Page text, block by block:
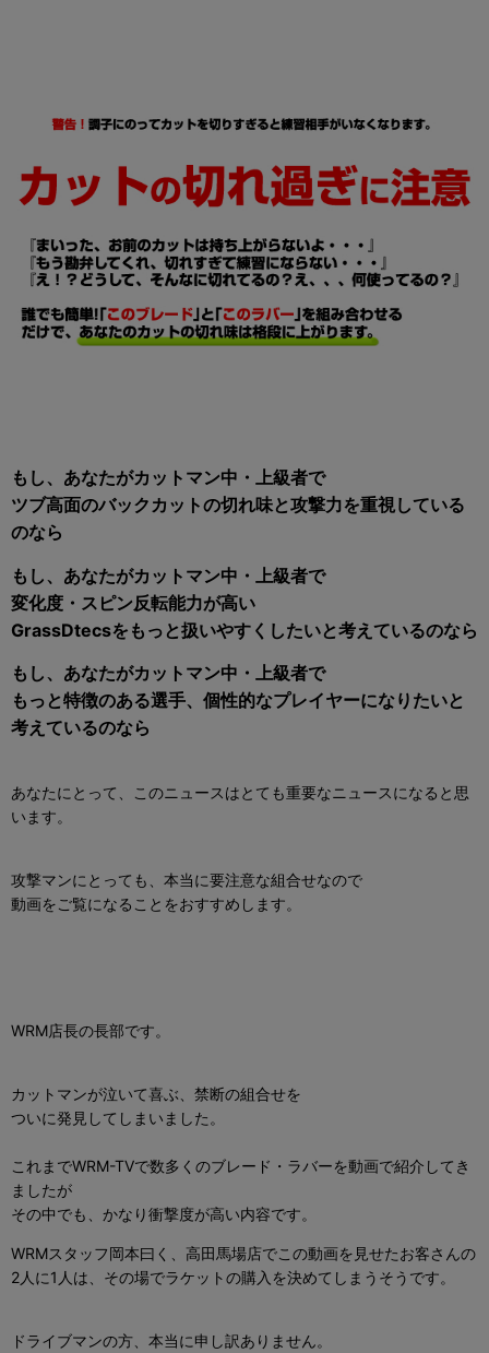
もし、あなたがカットマン中・上級者で
ツブ高面のバックカットの切れ味と攻撃力を重視している
のなら
もし、あなたがカットマン中・上級者で
変化度・スピン反転能力が高い
GrassDtecsをもっと扱いやすくしたいと考えているのなら
もし、あなたがカットマン中・上級者で
もっと特徴のある選手、個性的なプレイヤーになりたいと
考えているのなら
あなたにとって、このニュースはとても重要なニュースになると思
います。
攻撃マンにとっても、本当に要注意な組合せなので
動画をご覧になることをおすすめします。
WRM店長の長部です。
カットマンが泣いて喜ぶ、禁断の組合せを
ついに発見してしまいました。
これまでWRM-TVで数多くのブレード・ラバーを動画で紹介してき
ましたが
その中でも、かなり衝撃度が高い内容です。
WRMスタッフ岡本曰く、高田馬場店でこの動画を見せたお客さんの
2人に1人は、その場でラケットの購入を決めてしまうそうです。
ドライブマンの方、本当に申し訳ありません。